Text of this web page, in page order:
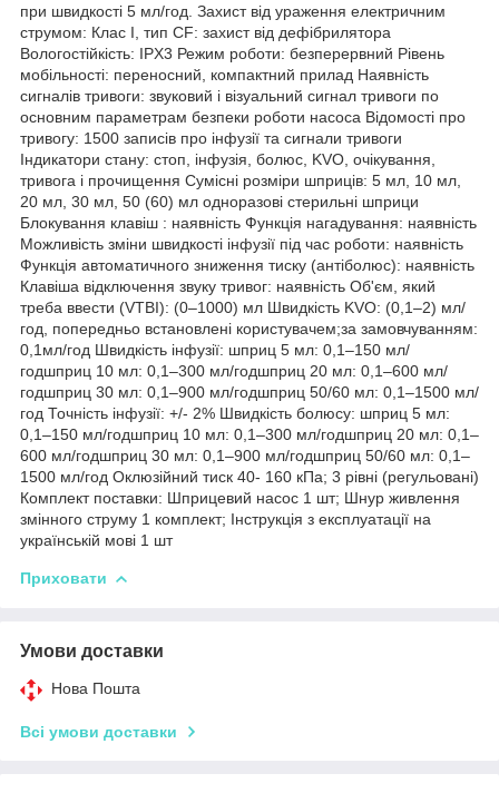
при швидкості 5 мл/год. Захист від ураження електричним
струмом: Клас I, тип CF: захист від дефібрилятора
Вологостійкість: IPХ3 Режим роботи: безперервний Рівень
мобільності: переносний, компактний прилад Наявність
сигналів тривоги: звуковий і візуальний сигнал тривоги по
основним параметрам безпеки роботи насоса Відомості про
тривогу: 1500 записів про інфузії та сигнали тривоги
Індикатори стану: стоп, інфузія, болюс, KVO, очікування,
тривога і прочищення Сумісні розміри шприців: 5 мл, 10 мл,
20 мл, 30 мл, 50 (60) мл одноразові стерильні шприци
Блокування клавіш : наявність Функція нагадування: наявність
Можливість зміни швидкості інфузії під час роботи: наявність
Функція автоматичного зниження тиску (антіболюс): наявність
Клавіша відключення звуку тривог: наявність Об'єм, який
треба ввести (VTBI): (0–1000) мл Швидкість KVO: (0,1–2) мл/
год, попередньо встановлені користувачем;за замовчуванням:
0,1мл/год Швидкість інфузії: шприц 5 мл: 0,1–150 мл/
годшприц 10 мл: 0,1–300 мл/годшприц 20 мл: 0,1–600 мл/
годшприц 30 мл: 0,1–900 мл/годшприц 50/60 мл: 0,1–1500 мл/
год Точність інфузії: +/- 2% Швидкість болюсу: шприц 5 мл:
0,1–150 мл/годшприц 10 мл: 0,1–300 мл/годшприц 20 мл: 0,1–
600 мл/годшприц 30 мл: 0,1–900 мл/годшприц 50/60 мл: 0,1–
1500 мл/год Оклюзійний тиск 40- 160 кПа; 3 рівні (регульовані)
Комплект поставки: Шприцевий насос 1 шт; Шнур живлення
змінного струму 1 комплект; Інструкція з експлуатації на
українській мові 1 шт
Приховати
Умови доставки
Нова Пошта
Всі умови доставки